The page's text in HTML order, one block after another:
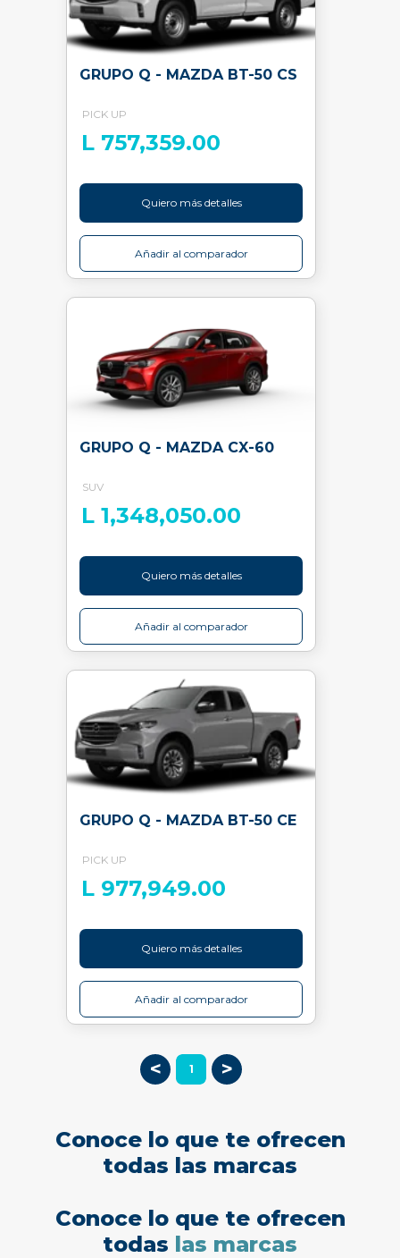
GRUPO Q - MAZDA BT-50 CS
PICK UP
L 757,359.00
Quiero más detalles
Añadir al comparador
GRUPO Q - MAZDA CX-60
SUV
L 1,348,050.00
Quiero más detalles
Añadir al comparador
GRUPO Q - MAZDA BT-50 CE
PICK UP
L 977,949.00
Quiero más detalles
Añadir al comparador
< 1 >
Conoce lo que te ofrecen
todas las marcas
Conoce lo que te ofrecen
todas las marcas